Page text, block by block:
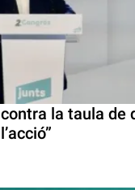
la taula de